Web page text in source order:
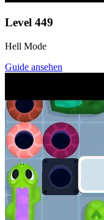
Level 449
Hell Mode
Guide ansehen